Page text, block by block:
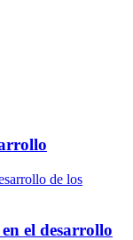
el desarrollo